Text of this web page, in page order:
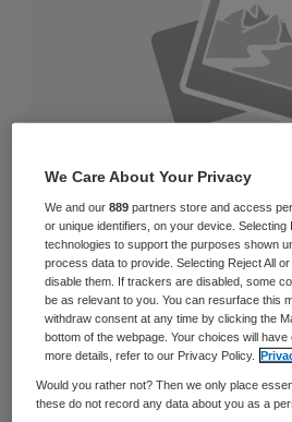
De cao VVT 2010-2012 is
van Abvakabo FNV
meerderheid (95 procent)
de nieuwe cao Verpleeg-,
We Care About Your Privacy
We and our889 partners store and access
or unique identifiers, on your device.
technologies to support the purposes shown
process data to provide. Selecting Reject All
disable them. If trackers are disabled, some
be as relevant to you. You can resurface this
withdraw consent at any time by clicking the
bottom of the webpage. Your choices will
more details, refer to our Privacy Policy.
Would you rather not? Then we only place
these do not record any data about you as a